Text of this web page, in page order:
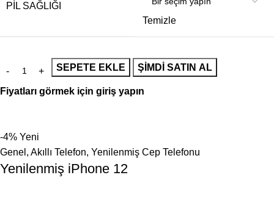
PIL SAĞLIĞI
Temizle
SEPETE EKLE ŞIMDI SATIN AL
Fiyatları görmek için giriş yapın
-4% Yeni
Genel , Akıllı Telefon, Yenilenmiş Cep Telefonu
Yenilenmiş iPhone 12